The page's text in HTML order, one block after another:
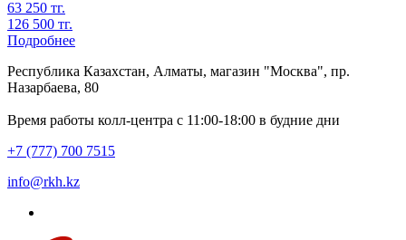
63 250 тг.
126 500 тг.
Подробнее
Республика Казахстан, Алматы, магазин "Москва", пр.
Назарбаева, 80
Время работы колл-центра с 11:00-18:00 в будние дни
+7 (777) 700 7515
info@rkh.kz